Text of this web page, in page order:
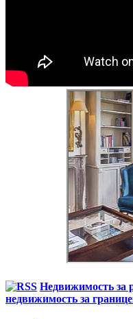
Недвижимость за
недвижимость за